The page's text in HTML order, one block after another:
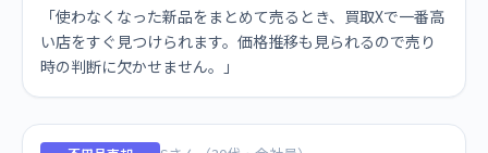
「使わなくなった新品をまとめて売るとき、買取Xで一番高
い店をすぐ見つけられます。価格推移も見られるので売り
時の判断に欠かせません。」